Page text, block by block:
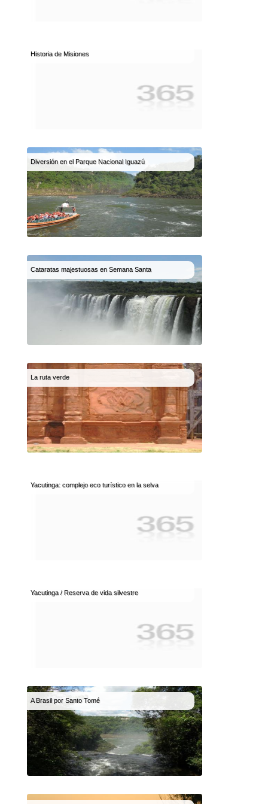
Historia de Misiones
Diversión en el Parque Nacional Iguazú
Cataratas majestuosas en Semana Santa
La ruta verde
Yacutinga: complejo eco turístico en la selva
Yacutinga / Reserva de vida silvestre
A Brasil por Santo Tomé